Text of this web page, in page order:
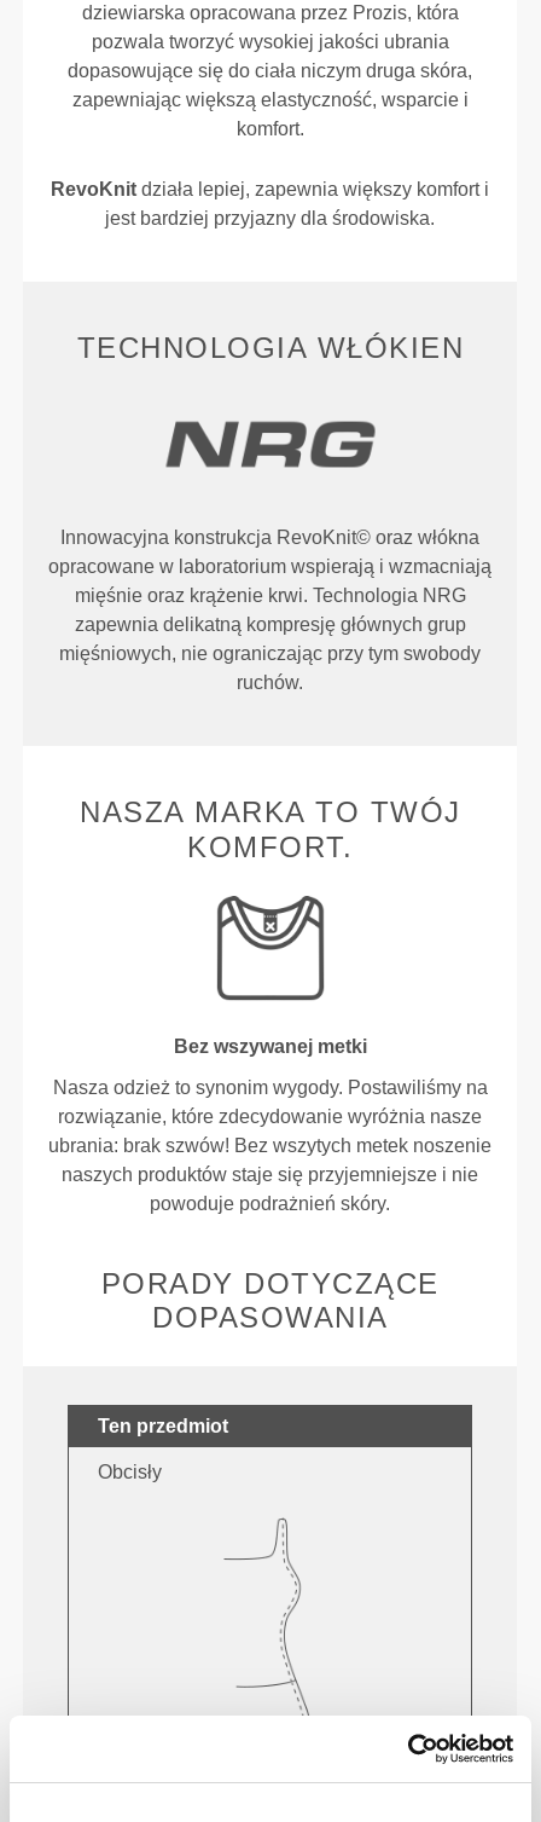
dziewiarska opracowana przez Prozis, która
pozwala tworzyć wysokiej jakości ubrania
dopasowujące się do ciała niczym druga skóra,
zapewniając większą elastyczność, wsparcie i
komfort.
RevoKnit działa lepiej, zapewnia większy komfort i
jest bardziej przyjazny dla środowiska.
TECHNOLOGIA WŁÓKIEN
Innowacyjna konstrukcja RevoKnit© oraz włókna
opracowane w laboratorium wspierają i wzmacniają
mięśnie oraz krążenie krwi. Technologia NRG
zapewnia delikatną kompresję głównych grup
mięśniowych, nie ograniczając przy tym swobody
ruchów.
NASZA MARKA TO TWÓJ
KOMFORT.
Bez wszywanej metki
Nasza odzież to synonim wygody. Postawiliśmy na
rozwiązanie, które zdecydowanie wyróżnia nasze
ubrania: brak szwów! Bez wszytych metek noszenie
naszych produktów staje się przyjemniejsze i nie
powoduje podrażnień skóry.
PORADY DOTYCZĄCE
DOPASOWANIA
Ten przedmiot
Obcisły